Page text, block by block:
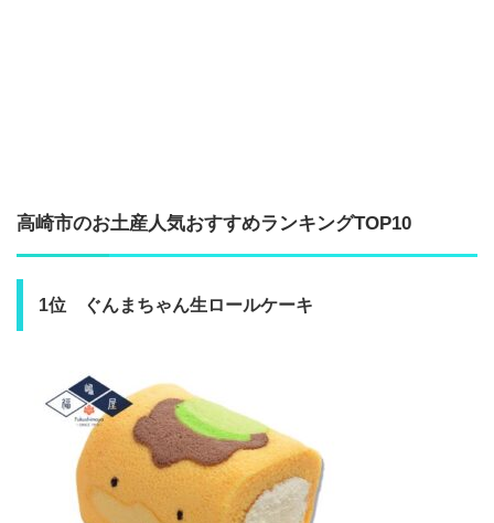
高崎市のお土産人気おすすめランキングTOP10
1位 ぐんまちゃん生ロールケーキ